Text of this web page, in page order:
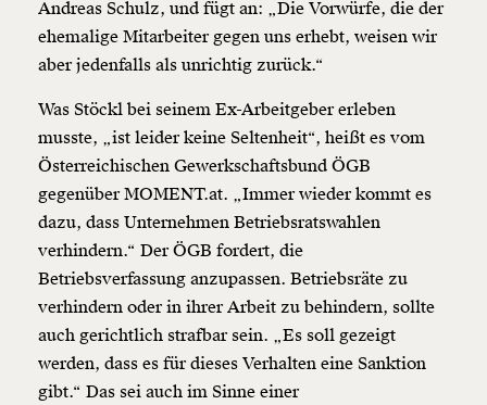
Andreas Schulz, und fügt an: „Die Vorwürfe, die der
ehemalige Mitarbeiter gegen uns erhebt, weisen wir
aber jedenfalls als unrichtig zurück.“
Was Stöckl bei seinem Ex-Arbeitgeber erleben
musste, „ist leider keine Seltenheit“, heißt es vom
Österreichischen Gewerkschaftsbund ÖGB
gegenüber MOMENT.at. „Immer wieder kommt es
dazu, dass Unternehmen Betriebsratswahlen
verhindern.“ Der ÖGB fordert, die
Betriebsverfassung anzupassen. Betriebsräte zu
verhindern oder in ihrer Arbeit zu behindern, sollte
auch gerichtlich strafbar sein. „Es soll gezeigt
werden, dass es für dieses Verhalten eine Sanktion
gibt.“ Das sei auch im Sinne einer